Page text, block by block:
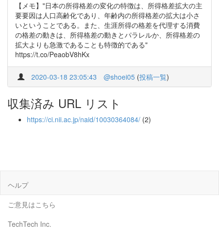
【メモ】"日本の所得格差の変化の特徴は、所得格差拡大の主
要要因は人口高齢化であり、年齢内の所得格差の拡大は小さ
いということである。また、生涯所得の格差を代理する消費
の格差の動きは、所得格差の動きとパラレルか、所得格差の
拡大よりも急激であることも特徴的である"
https://t.co/PeaobV8hKx
2020-03-18 23:05:43 @shoei05 (投稿一覧)
収集済み URL リスト
https://ci.nii.ac.jp/naid/10030364084/ (2)
ヘルプ
ご意見はこちら
TechTech Inc.